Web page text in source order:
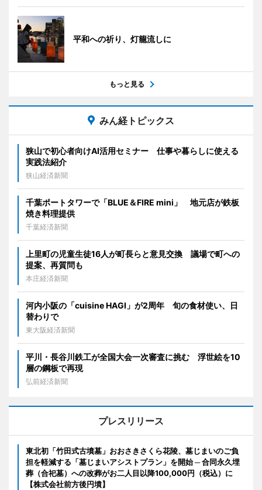
平和への祈り、灯籠流しに
もっと見る
みん経トピックス
狭山で初心者向けAI活用セミナー 仕事や暮らしに使える
実践法紹介
狭山経済新聞
千葉ポートタワーで「BLUE＆FIRE mini」 地元店が鉄板
焼き料理提供
千葉経済新聞
上里町の児童生徒16人が町長らと意見交換 議場で町への
提案、再質問も
本庄経済新聞
河内小阪の「cuisine HAGI」が2周年 旬の食材使い、日
替わりで
東大阪経済新聞
平川・長谷川鉄工が全国大会一次審査に挑む 浮世絵を10
層の鋼板で再現
弘前経済新聞
プレスリリース
東北初「竹田式古墳墓」おおさきさくら花陵、墓じまいのご負
担を軽減する「墓じまいアシストプラン」を開始 ─ 合同永久埋
葬（合祀墓）への改葬がお二人目以降100,000円（税込）に
【株式会社前方後円墳】